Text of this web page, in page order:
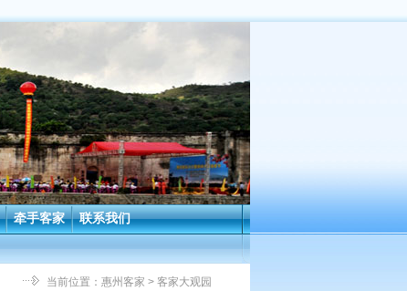
牵手客家 联系我们
当前位置：惠州客家 > 客家大观园